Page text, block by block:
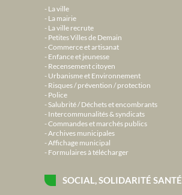
La ville
La mairie
La ville recrute
Petites Villes de Demain
Commerce et artisanat
Enfance et jeunesse
Recensement citoyen
Urbanisme et Environnement
Risques / prévention / protection
Police
Salubrité / Déchets et encombrants
Intercommunalités & syndicats
Commandes et marchés publics
Archives municipales
Affichage municipal
Formulaires à télécharger
SOCIAL, SOLIDARITÉ SANTÉ